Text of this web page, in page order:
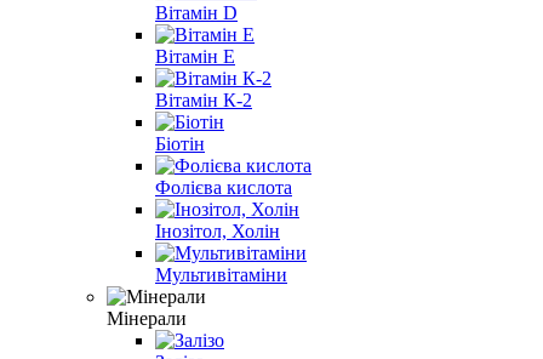
Вітамін D
Вітамін E
Вітамін К-2
Біотін
Фолієва кислота
Інозітол, Холін
Мультивітаміни
Мінерали